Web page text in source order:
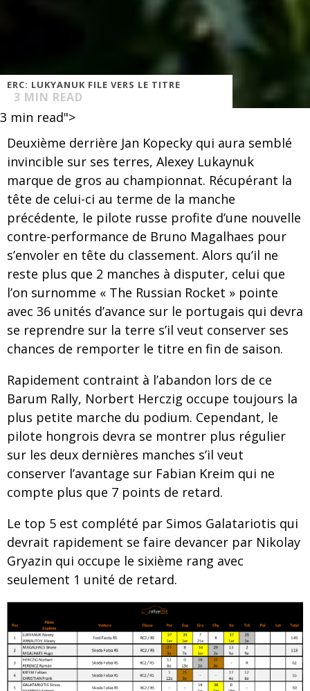
ERC: LUKYANUK FILE VERS LE TITRE
3 MIN READ
3 min read">
Deuxième derrière Jan Kopecky qui aura semblé
invincible sur ses terres, Alexey Lukaynuk
marque de gros au championnat. Récupérant la
tête de celui-ci au terme de la manche
précédente, le pilote russe profite d’une nouvelle
contre-performance de Bruno Magalhaes pour
s’envoler en tête du classement. Alors qu’il ne
reste plus que 2 manches à disputer, celui que
l’on surnomme « The Russian Rocket » pointe
avec 36 unités d’avance sur le portugais qui devra
se reprendre sur la terre s’il veut conserver ses
chances de remporter le titre en fin de saison.
Rapidement contraint à l’abandon lors de ce
Barum Rally, Norbert Herczig occupe toujours la
plus petite marche du podium. Cependant, le
pilote hongrois devra se montrer plus régulier
sur les deux dernières manches s’il veut
conserver l’avantage sur Fabian Kreim qui ne
compte plus que 7 points de retard.
Le top 5 est complété par Simos Galatariotis qui
devrait rapidement se faire devancer par Nikolay
Gryazin qui occupe le sixième rang avec
seulement 1 unité de retard.